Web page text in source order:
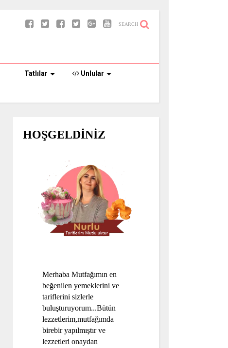
SEARCH
Tatlılar Unlular
HOŞGELDİNİZ
Merhaba Mutfağımın en
beğenilen yemeklerini ve
tariflerini sizlerle
buluşturuyorum...Bütün
lezzetlerim,mutfağımda
birebir yapılmıştır ve
lezzetleri onaydan